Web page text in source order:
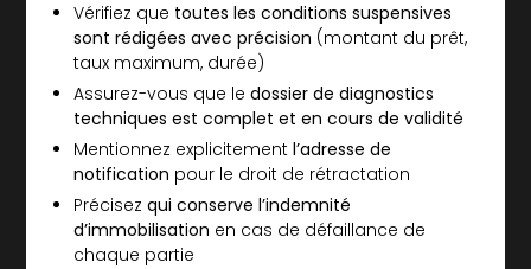
Vérifiez que toutes les conditions suspensives
sont rédigées avec précision (montant du prêt,
taux maximum, durée)
Assurez-vous que ledossier de diagnostics
techniques est complet et en cours de validité
Mentionnez explicitementl’adresse de
notification pour le droit de rétractation
Précisezqui conserve l’indemnité
d’immobilisation en cas de défaillance de
chaque partie